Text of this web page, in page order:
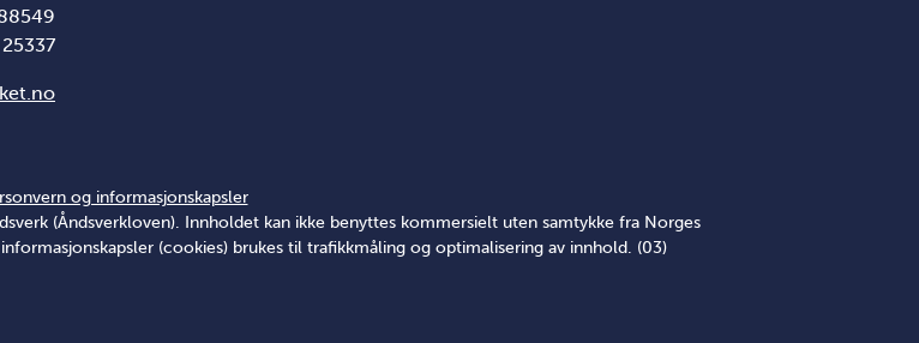
og informasjonskapsler
(Åndsverkloven). Innholdet kan ikke benyttes kommersielt uten samtykke fra Norges
(cookies) brukes til trafikkmåling og optimalisering av innhold. (03)